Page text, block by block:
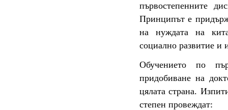
първостепенните
Принципът е
на нуждата на
социално развитие и
Обучението по
придобиване на
цялата страна.
степен провеждат: